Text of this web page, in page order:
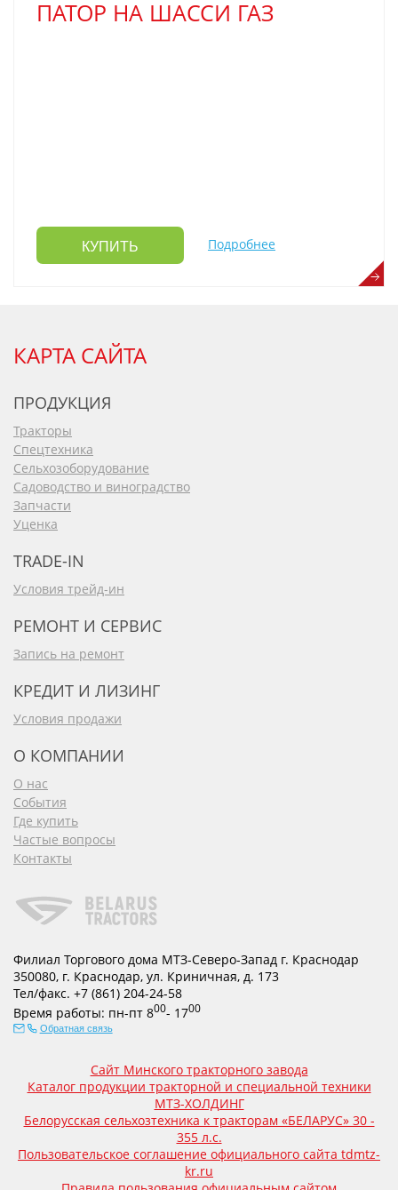
ПАТОР НА ШАССИ ГАЗ
КУПИТЬ Подробнее
КАРТА САЙТА
ПРОДУКЦИЯ
Тракторы
Спецтехника
Сельхозоборудование
Садоводство и виноградство
Запчасти
Уценка
TRADE-IN
Условия трейд-ин
РЕМОНТ И СЕРВИС
Запись на ремонт
КРЕДИТ И ЛИЗИНГ
Условия продажи
О КОМПАНИИ
О нас
События
Где купить
Частые вопросы
Контакты
Филиал Торгового дома МТЗ-Северо-Запад г. Краснодар
350080, г. Краснодар, ул. Криничная, д. 173
Тел/факс. +7 (861) 204-24-58
Время работы: пн-пт 800- 1700
Обратная связь
Сайт Минского тракторного завода
Каталог продукции тракторной и специальной техники
МТЗ-ХОЛДИНГ
Белорусская сельхозтехника к тракторам «БЕЛАРУС» 30 -
355 л.с.
Пользовательское соглашение официального сайта tdmtz-
kr.ru